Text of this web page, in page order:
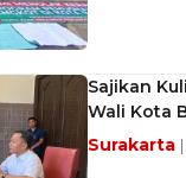
Sajikan
Wali Kota
Surakarta